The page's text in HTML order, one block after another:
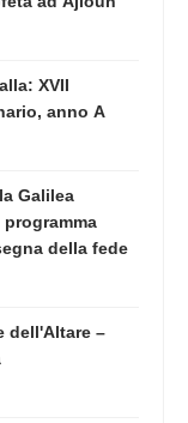
XVII
anno A
Galilea
della fede
dell'Altare –